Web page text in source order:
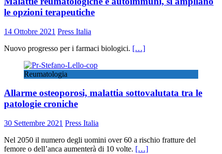
le opzioni terapeutiche
14 Ottobre 2021 Press Italia
Nuovo progresso per i farmaci biologici. […]
Reumatologia
Allarme osteoporosi, malattia sottovalutata tra le
patologie croniche
30 Settembre 2021 Press Italia
Nel 2050 il numero degli uomini over 60 a rischio fratture del
femore o dell’anca aumenterà di 10 volte. […]